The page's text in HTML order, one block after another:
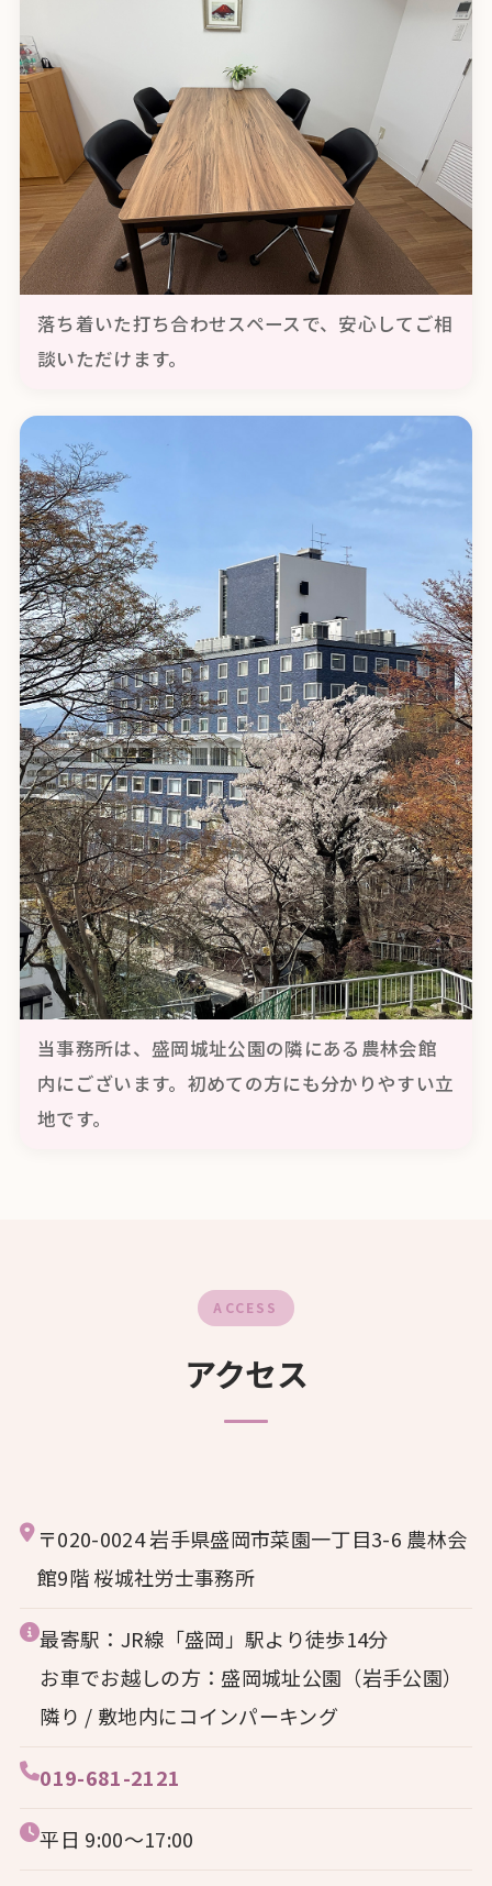
落ち着いた打ち合わせスペースで、安心してご相
談いただけます。
当事務所は、盛岡城址公園の隣にある農林会館
内にございます。初めての方にも分かりやすい立
地です。
ACCESS
アクセス
〒020-0024 岩手県盛岡市菜園一丁目3-6 農林会
館9階 桜城社労士事務所
最寄駅：JR線「盛岡」駅より徒歩14分
お車でお越しの方：盛岡城址公園（岩手公園）
隣り / 敷地内にコインパーキング
019-681-2121
平日 9:00〜17:00